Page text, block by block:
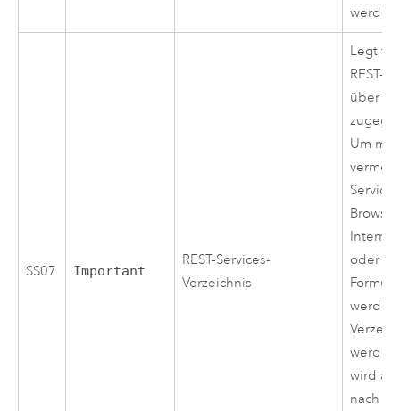
SS07 Important
REST-Services-
Verzeichnis
Legt
REST-
über
Um
oder
werden
wird
nach